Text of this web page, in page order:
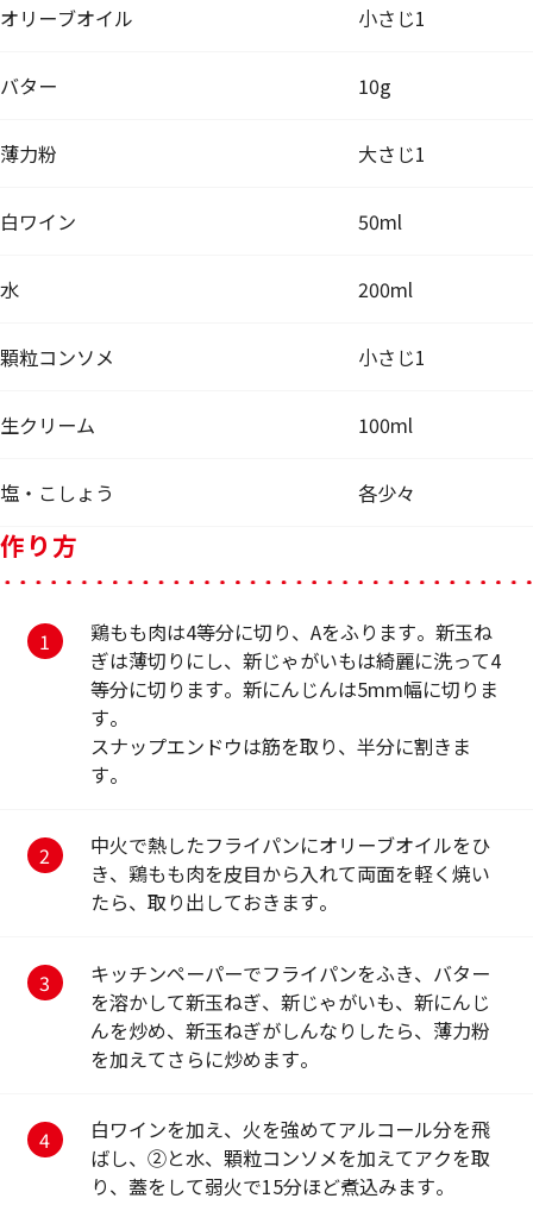
オリーブオイル 小さじ1
バター 10g
薄力粉 大さじ1
白ワイン 50ml
水 200ml
顆粒コンソメ 小さじ1
生クリーム 100ml
塩・こしょう 各少々
作り方
鶏もも肉は4等分に切り、Aをふります。新玉ね
ぎは薄切りにし、新じゃがいもは綺麗に洗って4
等分に切ります。新にんじんは5mm幅に切りま
す。
スナップエンドウは筋を取り、半分に割きま
す。
中火で熱したフライパンにオリーブオイルをひ
き、鶏もも肉を皮目から入れて両面を軽く焼い
たら、取り出しておきます。
キッチンペーパーでフライパンをふき、バター
を溶かして新玉ねぎ、新じゃがいも、新にんじ
んを炒め、新玉ねぎがしんなりしたら、薄力粉
を加えてさらに炒めます。
白ワインを加え、火を強めてアルコール分を飛
ばし、②と水、顆粒コンソメを加えてアクを取
り、蓋をして弱火で15分ほど煮込みます。